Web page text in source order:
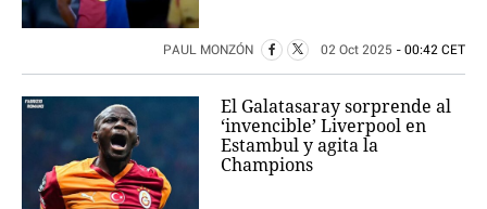
PAUL MONZÓN 02 Oct 2025 - 00:42 CET
El Galatasaray sorprende al
‘invencible’ Liverpool en
Estambul y agita la
Champions